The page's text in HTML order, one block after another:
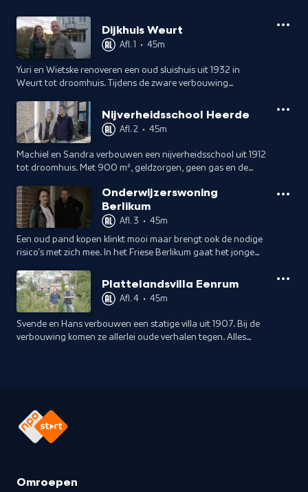
Dijkhuis Weurt
Afl. 1 • 45m
Yuri en Wietske renoveren een oud sluishuis uit 1932 in
Weurt tot droomhuis. Tijdens de zware verbouwing
Nijverheidsschool Heerde
Afl. 2 • 45m
Machiel en Sandra verbouwen een nijverheidsschool uit 1912
tot droomhuis. Met 900 m², geldzorgen, geen gas en de
verleden komen boven.Onderwijzerswoning
Berlikum
Afl. 3 • 45m
Een oud pand kopen klinkt mooi maar brengt ook de nodige
risico's met zich mee. In het Friese Berlikum gaat het jonge
onderwijzerswoning uit 1908.Plattelandsvilla Eenrum
Afl. 4 • 45m
Svende en Hans verbouwen een statige villa uit 1907. Bij de
verbouwing komen ze allerlei oude verhalen tegen. Alles
Omroepen